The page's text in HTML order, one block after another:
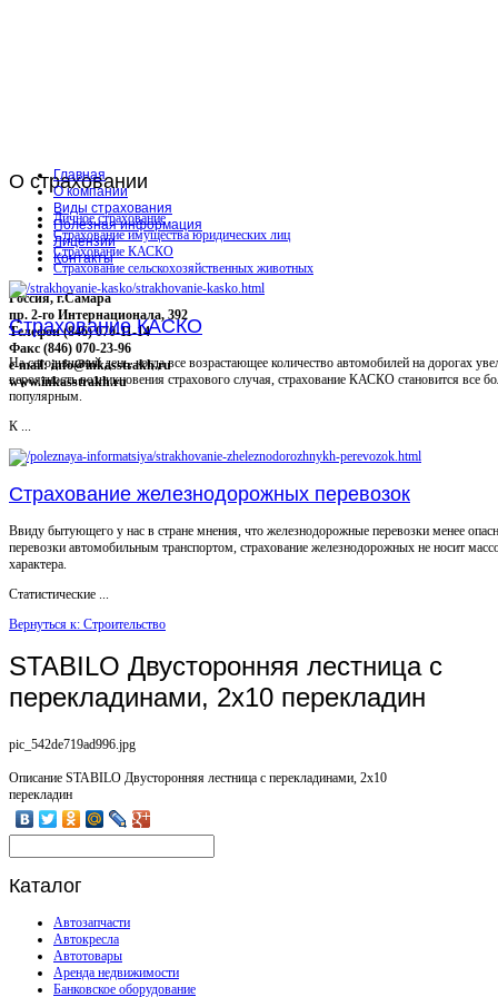
О страховании
Личное страхование
Страхование имущества юридических лиц
Страхование КАСКО
Страхование сельскохозяйственных животных
Россия, г.Самара
пр. 2-го Интернационала, 392
Телефон (846) 070-11-14
Факс (846) 070-23-96
e-mail: info@inkasstrakh.ru
www.inkasstrakh.ru
Главная
О компании
Виды страхования
Полезная информация
Лицензии
Контакты
Страхование КАСКО
На сегодняшний день, когда все возрастающее количество автомобилей на дорогах
вероятность возникновения страхового случая, страхование КАСКО становится все
популярным.
К ...
Страхование железнодорожных перевозок
Ввиду бытующего у нас в стране мнения, что железнодорожные перевозки менее
перевозки автомобильным транспортом, страхование железнодорожных не носит
характера.
Статистические ...
Вернуться к: Строительство
STABILO Двусторонняя лестница с
перекладинами, 2х10 перекладин
pic_542de719ad996.jpg
Описание STABILO Двусторонняя лестница с перекладинами, 2х10
перекладин
Каталог
Автозапчасти
Автокресла
Автотовары
Аренда недвижимости
Банковское оборудование